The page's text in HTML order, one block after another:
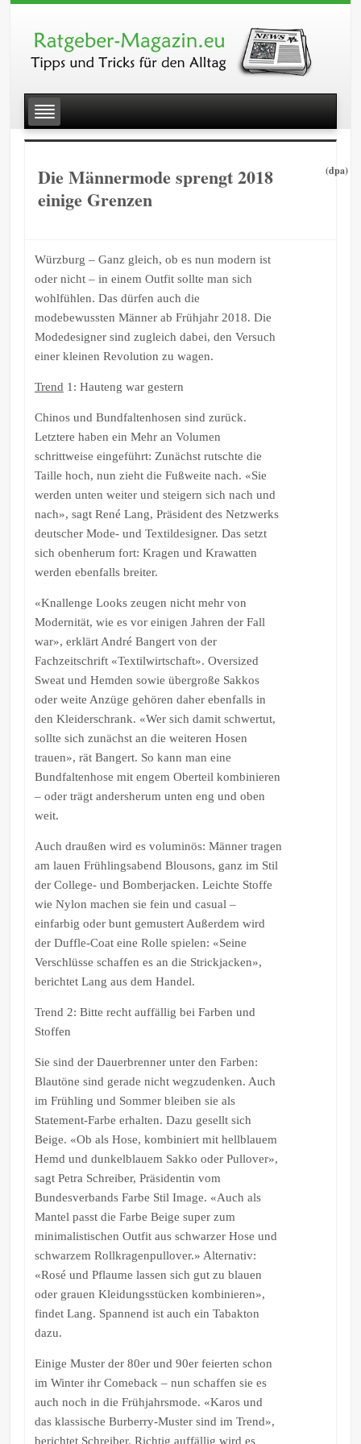
Die Männermode sprengt 2018
einige Grenzen
(dpa)
Würzburg – Ganz gleich, ob es nun modern ist
oder nicht – in einem Outfit sollte man sich
wohlfühlen. Das dürfen auch die
modebewussten Männer ab Frühjahr 2018. Die
Modedesigner sind zugleich dabei, den Versuch
einer kleinen Revolution zu wagen.
Trend 1: Hauteng war gestern
Chinos und Bundfaltenhosen sind zurück.
Letztere haben ein Mehr an Volumen
schrittweise eingeführt: Zunächst rutschte die
Taille hoch, nun zieht die Fußweite nach. «Sie
werden unten weiter und steigern sich nach und
nach», sagt René Lang, Präsident des Netzwerks
deutscher Mode- und Textildesigner. Das setzt
sich obenherum fort: Kragen und Krawatten
werden ebenfalls breiter.
«Knallenge Looks zeugen nicht mehr von
Modernität, wie es vor einigen Jahren der Fall
war», erklärt André Bangert von der
Fachzeitschrift «Textilwirtschaft». Oversized
Sweat und Hemden sowie übergroße Sakkos
oder weite Anzüge gehören daher ebenfalls in
den Kleiderschrank. «Wer sich damit schwertut,
sollte sich zunächst an die weiteren Hosen
trauen», rät Bangert. So kann man eine
Bundfaltenhose mit engem Oberteil kombinieren
– oder trägt andersherum unten eng und oben
weit.
Auch draußen wird es voluminös: Männer tragen
am lauen Frühlingsabend Blousons, ganz im Stil
der College- und Bomberjacken. Leichte Stoffe
wie Nylon machen sie fein und casual –
einfarbig oder bunt gemustert Außerdem wird
der Duffle-Coat eine Rolle spielen: «Seine
Verschlüsse schaffen es an die Strickjacken»,
berichtet Lang aus dem Handel.
Trend 2: Bitte recht auffällig bei Farben und
Stoffen
Sie sind der Dauerbrenner unter den Farben:
Blautöne sind gerade nicht wegzudenken. Auch
im Frühling und Sommer bleiben sie als
Statement-Farbe erhalten. Dazu gesellt sich
Beige. «Ob als Hose, kombiniert mit hellblauem
Hemd und dunkelblauem Sakko oder Pullover»,
sagt Petra Schreiber, Präsidentin vom
Bundesverbands Farbe Stil Image. «Auch als
Mantel passt die Farbe Beige super zum
minimalistischen Outfit aus schwarzer Hose und
schwarzem Rollkragenpullover.» Alternativ:
«Rosé und Pflaume lassen sich gut zu blauen
oder grauen Kleidungsstücken kombinieren»,
findet Lang. Spannend ist auch ein Tabakton
dazu.
Einige Muster der 80er und 90er feierten schon
im Winter ihr Comeback – nun schaffen sie es
auch noch in die Frühjahrsmode. «Karos und
das klassische Burberry-Muster sind im Trend»,
berichtet Schreiber. Richtig auffällig wird es